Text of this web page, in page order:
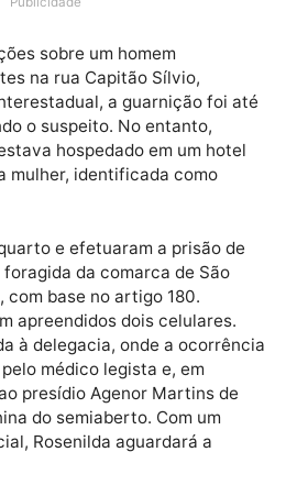
da justiça.
Publicidade
sobre um homem
na rua Capitão Sílvio,
interestadual, a guarnição foi
o suspeito. No entanto,
estava hospedado em um hotel
mulher, identificada como
quarto e efetuaram a prisão de
foragida da comarca de São
com base no artigo 180.
apreendidos dois celulares.
à delegacia, onde a